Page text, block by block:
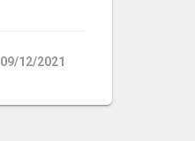
09/12/2021